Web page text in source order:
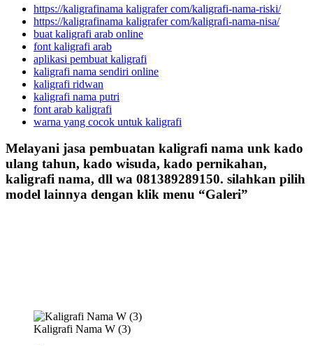
https://kaligrafinama kaligrafer com/kaligrafi-nama-riski/
https://kaligrafinama kaligrafer com/kaligrafi-nama-nisa/
buat kaligrafi arab online
font kaligrafi arab
aplikasi pembuat kaligrafi
kaligrafi nama sendiri online
kaligrafi ridwan
kaligrafi nama putri
font arab kaligrafi
warna yang cocok untuk kaligrafi
Melayani jasa pembuatan kaligrafi nama unk kado
ulang tahun, kado wisuda, kado pernikahan,
kaligrafi nama, dll wa 081389289150. silahkan pilih
model lainnya dengan klik menu “Galeri”
Kaligrafi Nama W (3)